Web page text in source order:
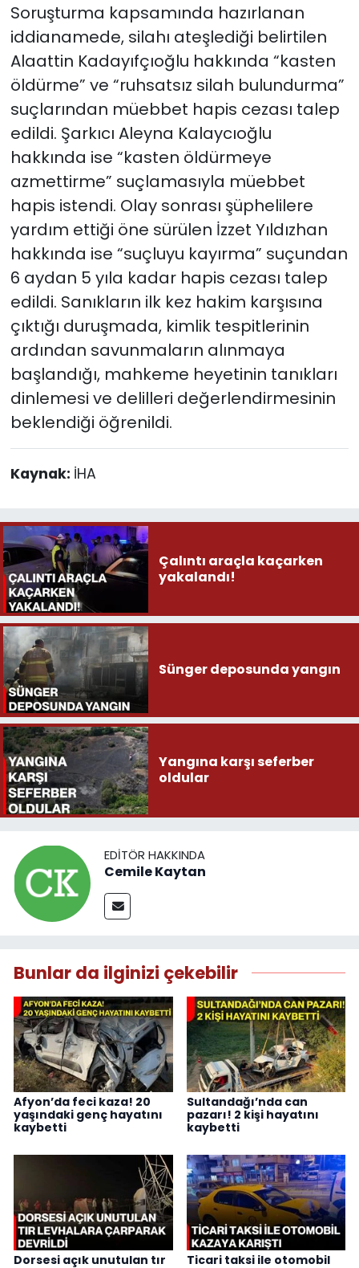
Soruşturma kapsamında hazırlanan
iddianamede, silahı ateşlediği belirtilen
Alaattin Kadayıfçıoğlu hakkında “kasten
öldürme” ve “ruhsatsız silah bulundurma”
suçlarından müebbet hapis cezası talep
edildi. Şarkıcı Aleyna Kalaycıoğlu
hakkında ise “kasten öldürmeye
azmettirme” suçlamasıyla müebbet
hapis istendi. Olay sonrası şüphelilere
yardım ettiği öne sürülen İzzet Yıldızhan
hakkında ise “suçluyu kayırma” suçundan
6 aydan 5 yıla kadar hapis cezası talep
edildi. Sanıkların ilk kez hakim karşısına
çıktığı duruşmada, kimlik tespitlerinin
ardından savunmaların alınmaya
başlandığı, mahkeme heyetinin tanıkları
dinlemesi ve delilleri değerlendirmesinin
beklendiği öğrenildi.
Kaynak: İHA
Çalıntı araçla kaçarken
yakalandı!
Sünger deposunda yangın
Yangına karşı seferber
oldular
EDITÖR HAKKINDA
Cemile Kaytan
Bunlar da ilginizi çekebilir
Afyon’da feci kaza! 20
yaşındaki genç hayatını
kaybetti
Sultandağı’nda can
pazarı! 2 kişi hayatını
kaybetti
Dorsesi açık unutulan tır
Ticari taksi ile otomobil